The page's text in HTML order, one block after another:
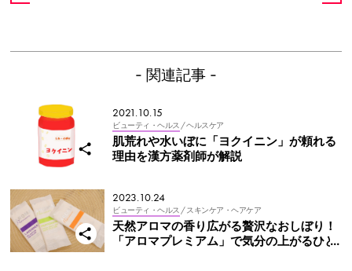
- 関連記事 -
2021.10.15
ビューティ・ヘルス / ヘルスケア
肌荒れや水いぼに「ヨクイニン」が頼れる
理由を漢方薬剤師が解説
2023.10.24
ビューティ・ヘルス / スキンケア・ヘアケア
天然アロマの香り広がる贅沢なおしぼり！
「アロマプレミアム」で気分の上がるひと